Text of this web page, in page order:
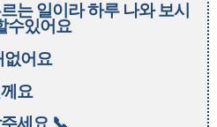
는 일이라 하루 나와 보시
수있어요
없어요
요